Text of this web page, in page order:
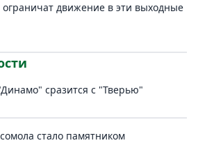
ограничат движение в эти выходные
сразится с "Тверью"
стало памятником